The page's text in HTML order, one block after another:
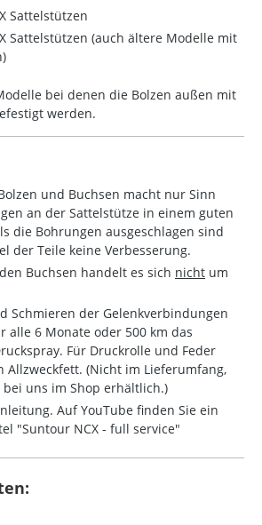
Sattelstützen
Sattelstützen (auch ältere Modelle mit
bei denen die Bolzen außen mit
werden.
und Buchsen macht nur Sinn
an der Sattelstütze in einem guten
die Bohrungen ausgeschlagen sind
der Teile keine Verbesserung.
Buchsen handelt es sich nicht um
Schmieren der Gelenkverbindungen
alle 6 Monate oder 500 km das
Für Druckrolle und Feder
Allzweckfett. (Nicht im Lieferumfang,
uns im Shop erhältlich.)
Auf YouTube finden Sie ein
"Suntour NCX - full service"